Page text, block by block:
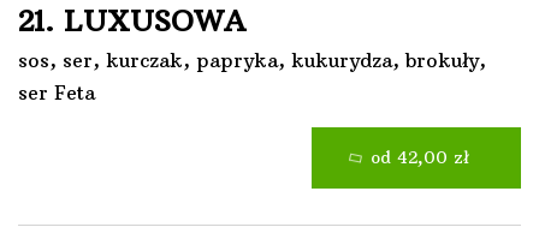
21. LUXUSOWA
sos, ser, kurczak, papryka, kukurydza, brokuły,
ser Feta